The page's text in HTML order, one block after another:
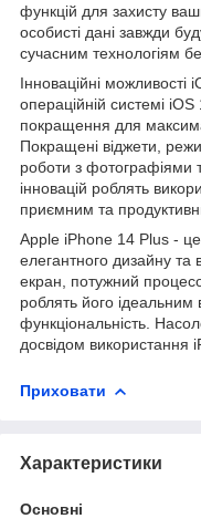
функцій для захисту
особисті дані завжди
сучасним технологіям
Інноваційні
операційній системі
покращення для
Покращені віджети,
роботи з фотографіями
інновацій роблять
приємним та
Apple iPhone 14 Plus - це
елегантного дизайну та
екран, потужний
роблять його ідеальним
функціональність.
досвідом використання
Приховати
Характеристики
Основні